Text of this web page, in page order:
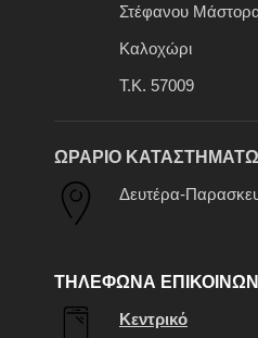
Στέφανου
Καλοχώρι
Τ.Κ. 57009
ΩΡΑΡΙΟ
Δευτέρα-
ΤΗΛΕΦΩΝΑ
Κεντρικό